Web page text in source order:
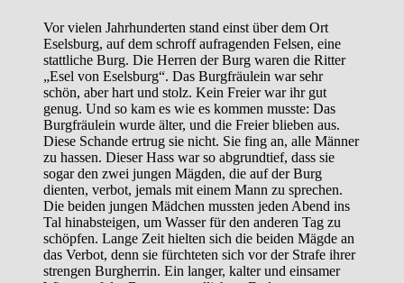
Vor vielen Jahrhunderten stand einst über dem Ort
Eselsburg, auf dem schroff aufragenden Felsen, eine
stattliche Burg. Die Herren der Burg waren die Ritter
„Esel von Eselsburg“. Das Burgfräulein war sehr
schön, aber hart und stolz. Kein Freier war ihr gut
genug. Und so kam es wie es kommen musste: Das
Burgfräulein wurde älter, und die Freier blieben aus.
Diese Schande ertrug sie nicht. Sie fing an, alle Männer
zu hassen. Dieser Hass war so abgrundtief, dass sie
sogar den zwei jungen Mägden, die auf der Burg
dienten, verbot, jemals mit einem Mann zu sprechen.
Die beiden jungen Mädchen mussten jeden Abend ins
Tal hinabsteigen, um Wasser für den anderen Tag zu
schöpfen. Lange Zeit hielten sich die beiden Mägde an
das Verbot, denn sie fürchteten sich vor der Strafe ihrer
strengen Burgherrin. Ein langer, kalter und einsamer